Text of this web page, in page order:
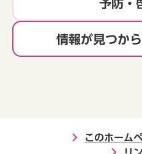
予防・
情報が見つか
このホーム